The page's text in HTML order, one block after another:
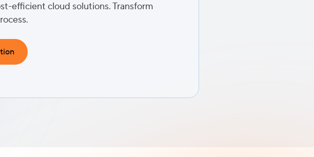
efficient cloud solutions. Transform